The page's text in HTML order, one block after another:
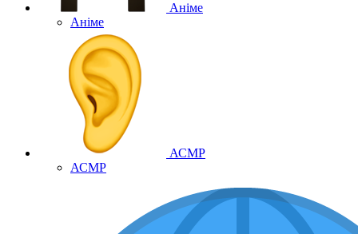
Аніме
Аніме
АСМР
АСМР